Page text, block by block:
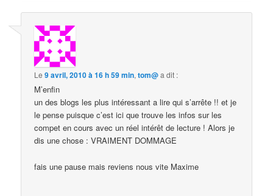
Le9 avril, 2010 à 16 h 59 min,tom@a dit :
M’enfin
un des blogs les plus intéressant a lire qui s’arrête !! et je
le pense puisque c’est ici que trouve les infos sur les
compet en cours avec un réel intérêt de lecture ! Alors je
dis une chose : VRAIMENT DOMMAGE
fais une pause mais reviens nous vite Maxime